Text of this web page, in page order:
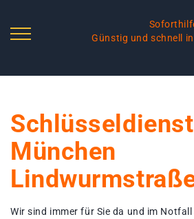
Günstig und schnell
Schlüsseldienst
München
Wir sind immer für Sie da und im Notfall